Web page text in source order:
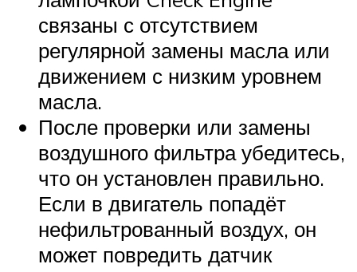
связаны с отсутствием
регулярной замены масла или
движением с низким уровнем
масла.
После проверки или замены
воздушного фильтра убедитесь,
что он установлен правильно.
Если в двигатель попадёт
нефильтрованный воздух, он
может повредить датчик